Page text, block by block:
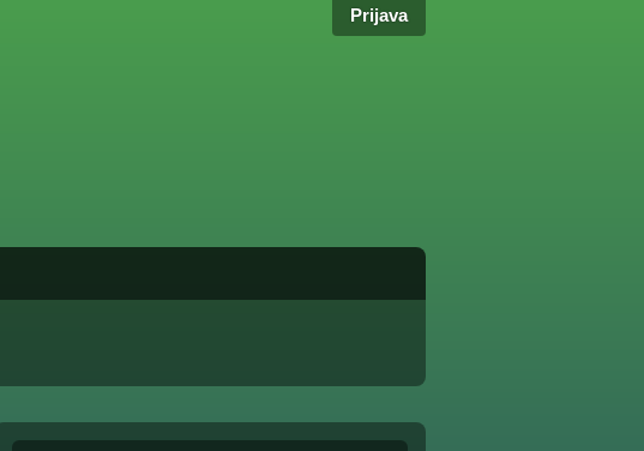
Prijava